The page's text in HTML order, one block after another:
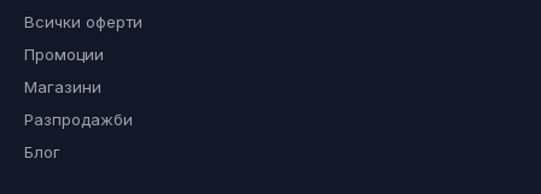
Всички оферти
Промоции
Магазини
Разпродажби
Блог